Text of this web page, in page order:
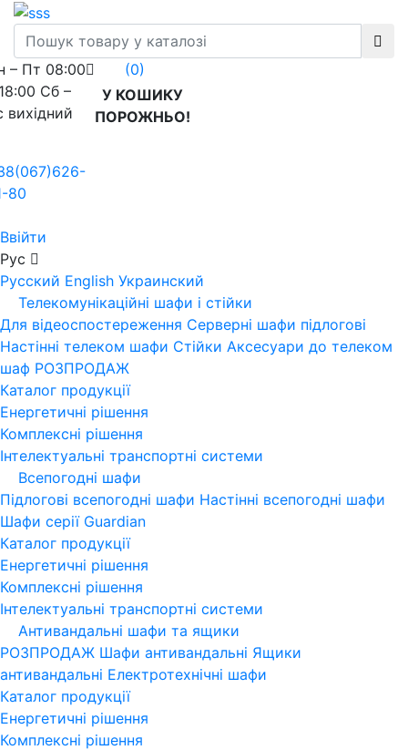
– Пт 08:00
Сб –
вихідний
80
(0)
У КОШИКУ
ПОРОЖНЬО!
Ввійти
Рус
Русский English Украинский
Телекомунікаційні шафи і стійки
Для відеоспостереження Серверні шафи підлогові
Настінні телеком шафи Стійки Аксесуари до телеком
шаф РОЗПРОДАЖ
Каталог продукції
Енергетичні рішення
Комплексні рішення
Інтелектуальні транспортні системи
Всепогодні шафи
Підлогові всепогодні шафи Настінні всепогодні шафи
Шафи серії Guardian
Каталог продукції
Енергетичні рішення
Комплексні рішення
Інтелектуальні транспортні системи
Антивандальні шафи та ящики
РОЗПРОДАЖ Шафи антивандальні Ящики
антивандальні Електротехнічні шафи
Каталог продукції
Енергетичні рішення
Комплексні рішення